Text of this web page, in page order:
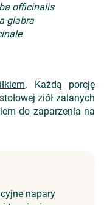
officinalis
glabra
. Każdą porcję
ziół zalanych
do zaparzenia na
napary